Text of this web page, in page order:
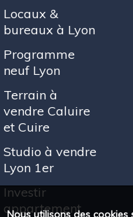
Locaux &
bureaux à Lyon
Programme
neuf Lyon
Terrain à
vendre Caluire
et Cuire
Studio à vendre
Lyon 1er
Investir
appartement
Nous utilisons des